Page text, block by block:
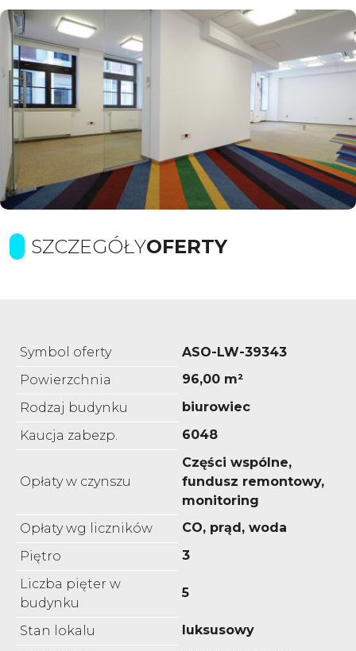
SZCZEGÓŁYOFERTY
Symbol oferty
ASO-LW-39343
Powierzchnia
96,00 m²
Rodzaj budynku
biurowiec
Kaucja zabezp.
6048
Opłaty w czynszu
Części wspólne,
fundusz remontowy,
monitoring
Opłaty wg liczników
CO, prąd, woda
Piętro
3
Liczba pięter w
budynku
5
Stan lokalu
luksusowy